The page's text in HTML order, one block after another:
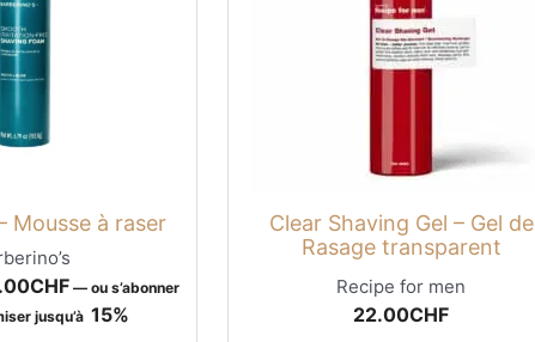
Mousse à raser
CHFLe
prix
— ou s’abonner
jusqu’à 15%
Clear Shaving Gel – Gel de
Rasage transparent
Recipe for men
22.00CHF